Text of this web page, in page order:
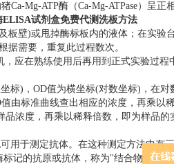
Ca-Mg-ATP酶（Ca-Mg-ATPase）呈
试剂盒免费代测洗板方法
板壁)或甩掉酶标板内的液体；在实
据需要，重复此过程数次。
应在熟练使用后再用到正式实验过程
标)，OD值为横坐标(对数坐标)，在
值由标准曲线查出相应的浓度，再乘
浓度，再乘以稀释倍数，即为样品的
于测定抗体。在这种测定方法中有
标记的抗原或抗体，称为"结合物"（